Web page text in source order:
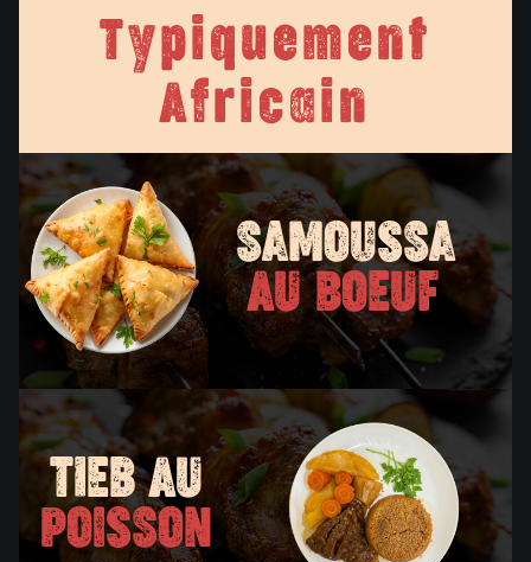
Typiquement
Africain
SAMOUSSA
AU BOEUF
TIEB AU
POISSON